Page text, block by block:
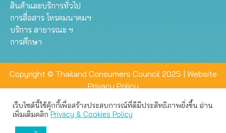
สินค้าและบริการทั่วไป
การสื่อสาร โทรคมนาคมฯ
บริการ สาธารณะ ฯ
การศึกษา
Copyright © Thailand Consumers Council 2025 | Website
Privacy Policy
เว็บไซต์นี้ใช้คุ้กกี้เพื่อสร้างประสบการณ์ที่ดีมีประสิทธิภาพยิ่งขึ้น อ่าน
เพิ่มเติมคลิกPrivacy & Cookies Policy
เว็บไซต์นี้ใช้คุกกี้เพื่อมอบประสบการณ์การใช้งานที่ดีให้แก่ท่าน คุณ
สามารถเลือกตั้งค่าความเป็นส่วนตัวได้